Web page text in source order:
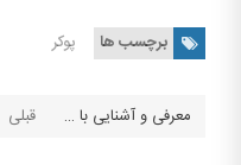
برچسب ها پوکر
معرفی و آشنایی با بازیکن ها یا قمارباز های رده بالا ملقب به نهنگ